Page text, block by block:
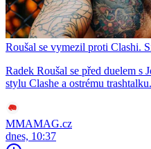
Roušal se vymezil proti Clashi.
Radek Roušal se před duelem s
stylu Clashe a ostrému trashtalku.
MMAMAG.cz
dnes, 10:37